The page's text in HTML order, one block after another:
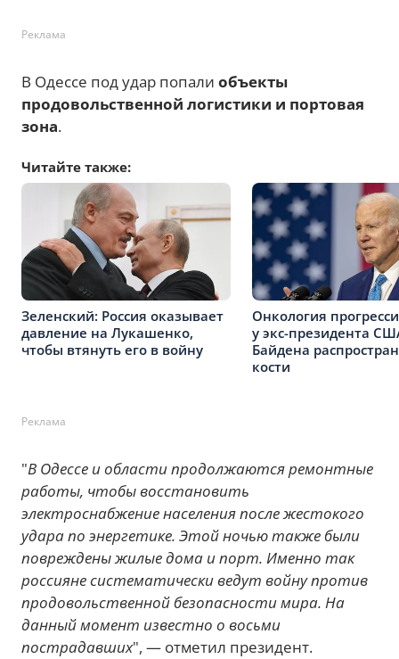
Реклама
В Одессе под удар попали объекты
продовольственной логистики и портовая
зона.
Читайте также:
Зеленский: Россия оказывает
давление на Лукашенко,
чтобы втянуть его в войну
Онкология
у экс-президента
Байдена
кости
Реклама
"В Одессе и области продолжаются ремонтные
работы, чтобы восстановить
электроснабжение населения после жестокого
удара по энергетике. Этой ночью также были
повреждены жилые дома и порт. Именно так
россияне систематически ведут войну против
продовольственной безопасности мира. На
данный момент известно о восьми
пострадавших", — отметил президент.